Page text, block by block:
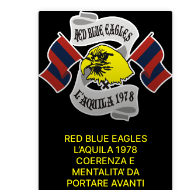
RED BLUE EAGLES
L’AQUILA 1978
COERENZA E
MENTALITA’ DA
PORTARE AVANTI